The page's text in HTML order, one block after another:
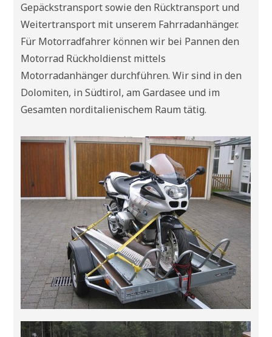
Gepäckstransport sowie den Rücktransport und
Weitertransport mit unserem Fahrradanhänger.
Für Motorradfahrer können wir bei Pannen den
Motorrad Rückholdienst mittels
Motorradanhänger durchführen. Wir sind in den
Dolomiten, in Südtirol, am Gardasee und im
Gesamten norditalienischem Raum tätig.